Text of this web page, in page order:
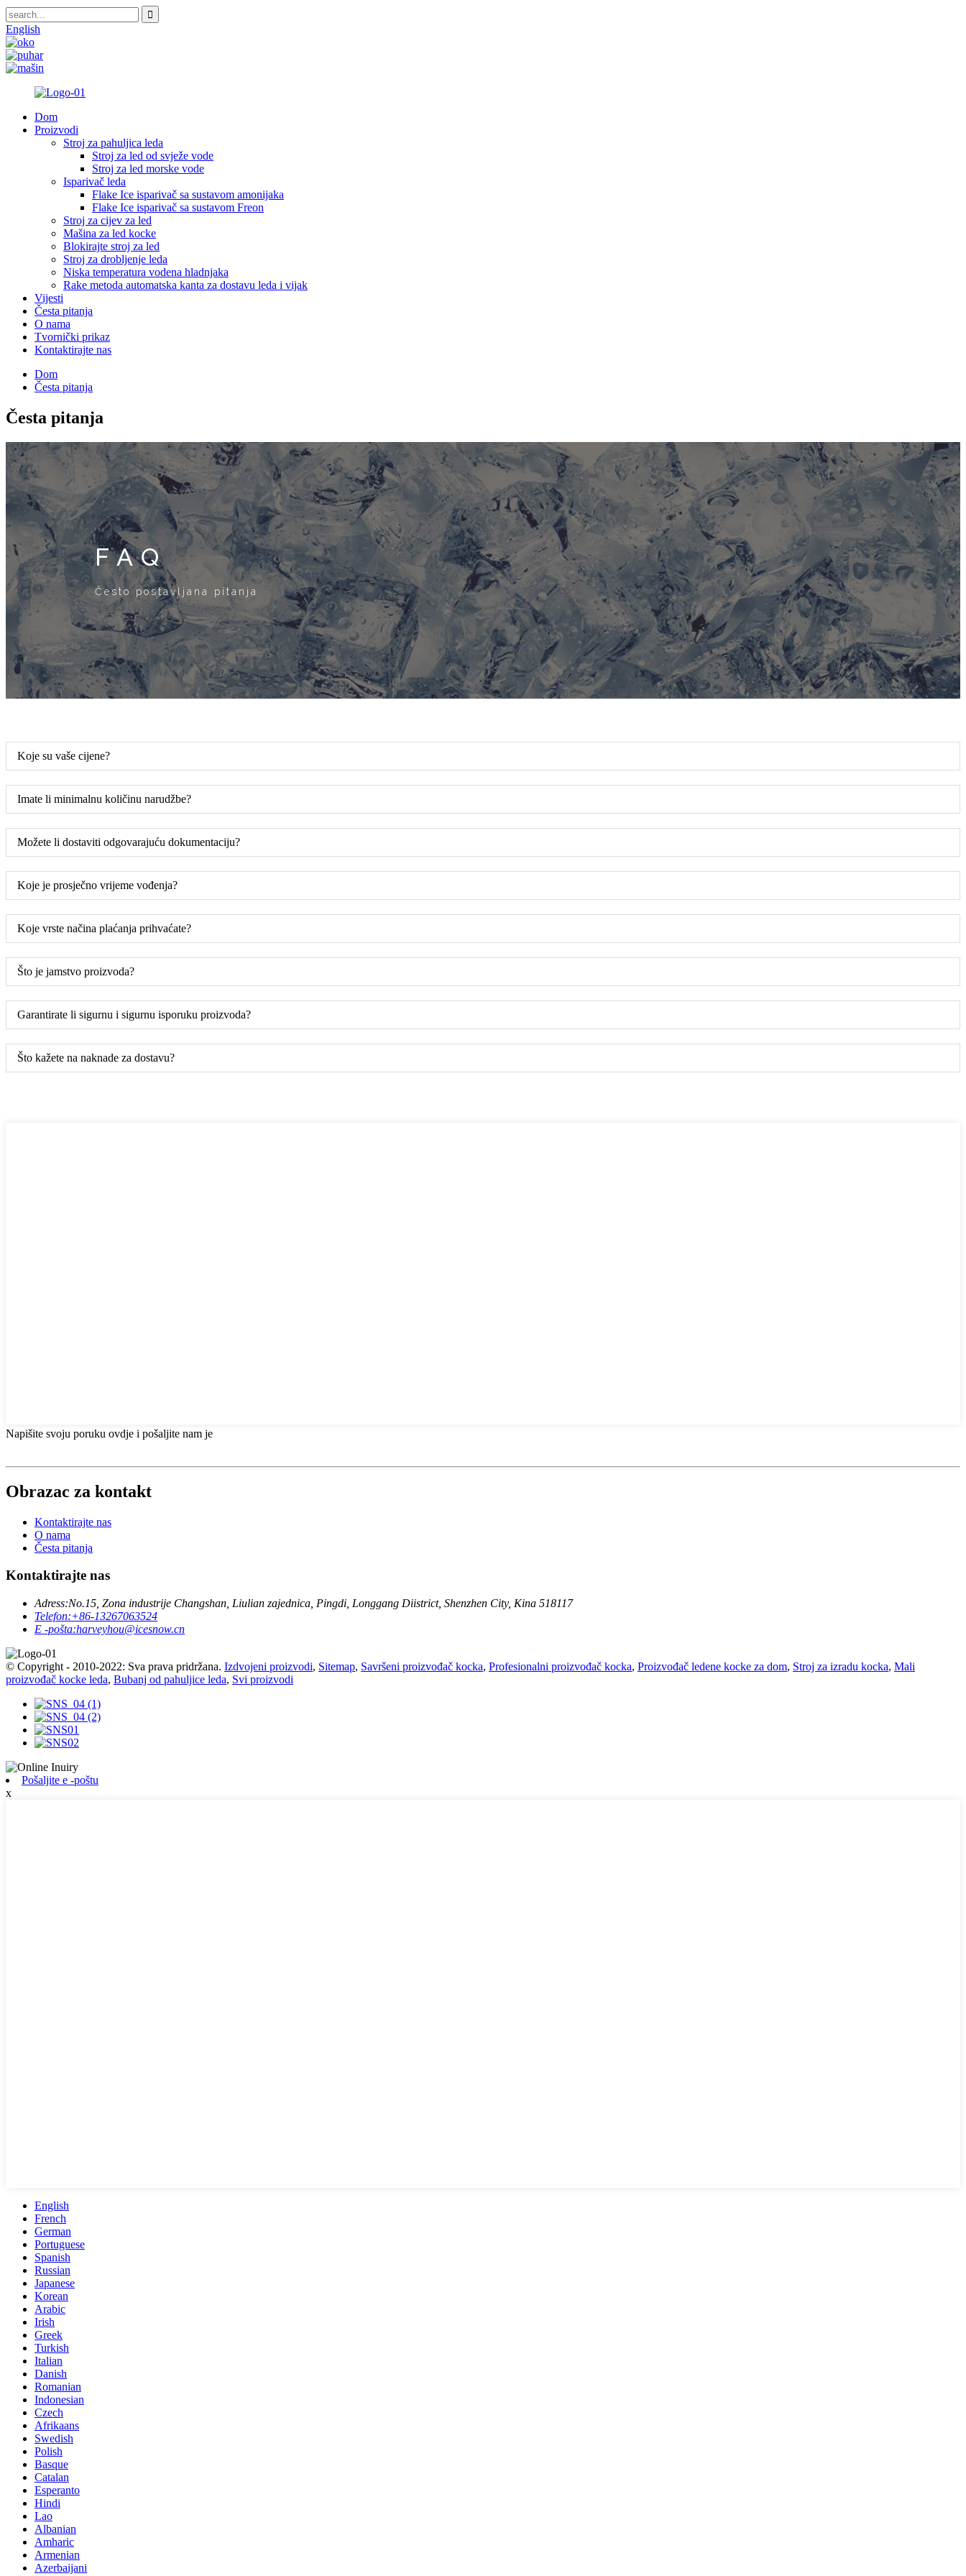
English
Dom
Proizvodi
Stroj za pahuljica leda
Stroj za led od svježe vode
Stroj za led morske vode
Isparivač leda
Flake Ice isparivač sa sustavom amonijaka
Flake Ice isparivač sa sustavom Freon
Stroj za cijev za led
Mašina za led kocke
Blokirajte stroj za led
Stroj za drobljenje leda
Niska temperatura vodena hladnjaka
Rake metoda automatska kanta za dostavu leda i vijak
Vijesti
Česta pitanja
O nama
Tvornički prikaz
Kontaktirajte nas
Dom
Česta pitanja
Česta pitanja
FAQ
Često postavljana pitanja
Koje su vaše cijene?
Imate li minimalnu količinu narudžbe?
Možete li dostaviti odgovarajuću dokumentaciju?
Koje je prosječno vrijeme vođenja?
Koje vrste načina plaćanja prihvaćate?
Što je jamstvo proizvoda?
Garantirate li sigurnu i sigurnu isporuku proizvoda?
Što kažete na naknade za dostavu?
Napišite svoju poruku ovdje i pošaljite nam je
Obrazac za kontakt
Kontaktirajte nas
O nama
Česta pitanja
Kontaktirajte nas
Adress:No.15, Zona industrije Changshan, Liulian zajednica, Pingdi, Longgang Diistrict, Shenzhen City, Kina 518117
Telefon:+86-13267063524
E -pošta:harveyhou@icesnow.cn
© Copyright - 2010-2022: Sva prava pridržana. Izdvojeni proizvodi, Sitemap, Savršeni proizvođač kocka, Profesionalni proizvođač kocka, Proizvođač ledene kocke za dom, Stroj za izradu kocka, Mali
proizvođač kocke leda, Bubanj od pahuljice leda, Svi proizvodi
Pošaljite e -poštu
x
English
French
German
Portuguese
Spanish
Russian
Japanese
Korean
Arabic
Irish
Greek
Turkish
Italian
Danish
Romanian
Indonesian
Czech
Afrikaans
Swedish
Polish
Basque
Catalan
Esperanto
Hindi
Lao
Albanian
Amharic
Armenian
Azerbaijani